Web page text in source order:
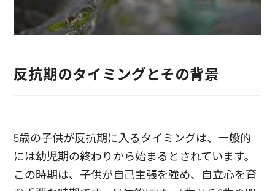
反抗期のタイミングとその背景
5歳の子供が反抗期に入るタイミングは、一般的
には幼児期の終わりから始まるとされています。
この時期は、子供が自己主張を強め、自立心を育